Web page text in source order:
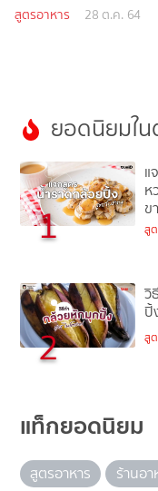
สูตรอาหาร 28 ต.ค. 64
ยอดนิยมใ
1
แ
ห
ข
สู
2
วิ
ปิ้
สู
แท็กยอดนิยม
สูตรอาหาร ร้านอา